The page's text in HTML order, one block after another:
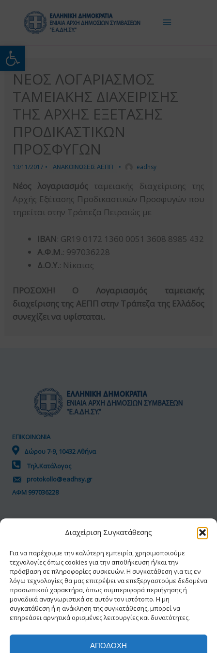
Ανοίξτε τη γραμμή
Διαχείριση Συγκατάθεσης
Για να παρέχουμε την καλύτερη εμπειρία, χρησιμοποιούμε
τεχνολογίες όπως cookies για την αποθήκευση ή/και την
πρόσβαση σε πληροφορίες συσκευών. Η συγκατάθεση για τις εν
λόγω τεχνολογίες θα μας επιτρέψει να επεξεργαστούμε δεδομένα
προσωπικού χαρακτήρα, όπως συμπεριφορά περιήγησης ή
μοναδικά αναγνωριστικά σε αυτόν τον ιστότοπο. Η μη
συγκατάθεση ή η ανάκληση της συγκατάθεσης, μπορεί να
επηρεάσει αρνητικά ορισμένες λειτουργίες και δυνατότητες.
ΑΠΟΔΟΧΉ
περιεχόμενο
ΝΕΟΣ ΛΟΓΑΡΙΑΣΜΟΣ
ΤΑΜΕΙΑΚΗΣ ΔΙΑΧΕΙΡΙΣΗΣ
ΤΗΣ ΑΡΧΗΣ ΕΞΕΤΑΣΗΣ
ΠΡΟΔΙΚΑΣΤΙΚΩΝ
ΠΡΟΣΦΥΓΩΝ
13/11/2017 • ΑΝΑΚΟΙΝΩΣΕΙΣ ΑΕΠΠ • eadhsy
Νέος λογαριασμός ταμειακής διαχείρισης της
Αρχής Εξέτασης Προδικαστικών Προσφυγών που
τηρείται στην Τράπεζα Πειραιώς με
IBAN: GR19 0172 1360 0051 3608 8985 432
Α.Φ.Μ.: 997036228
Δ.Ο.Υ.: Νίκαιας
ΠΡΟΣΟΧΗ! Ο Λογαριασμός ταμειακής
διαχείρισης της ΑΕΠΠ στην Τράπεζα της Ελλάδος
συνεχίζει να υφίσταται.
ΕΠΙΚΟΙΝΩΝΙΑ
Δώρου 7-9, 10432 Αθήνα
Τηλ.Κατάλογος
protokollo@eadhsy.gr
ΑΦΜ 997036228
ΠΟΛΙΤΙΚΗ GDPR
Προσωπικά Δεδομένα
Πολιτική Cookies
Δήλωση Προσβασιμότητας